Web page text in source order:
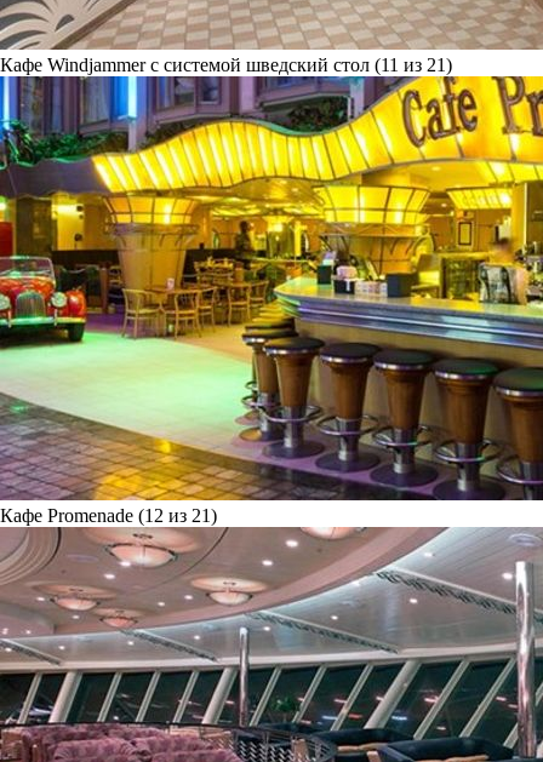
Кафе Windjammer с системой шведский стол (11 из 21)
Кафе Promenade (12 из 21)